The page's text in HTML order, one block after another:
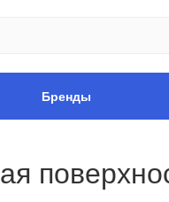
Бренды